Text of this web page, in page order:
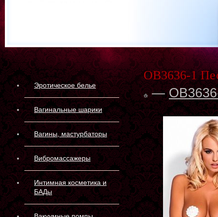
Эротическое белье
Вагинальные шарики
Вагины, мастурбаторы
Вибромассажеры
Интимная косметика и
БАДы
OB3636-1
—